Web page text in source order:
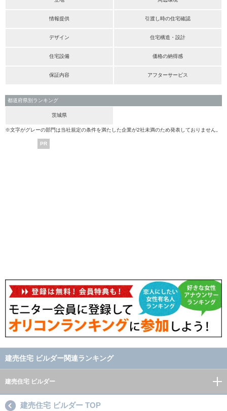
情報提供 引渡し時の住宅確認
デザイン 住宅構造・設計
住宅設備 価格の納得感
保証内容 アフターサービス
都道府県別ランキング
茨城県
※文字がグレーの部門は当社規定の条件を満たした企業が2社未満のため発表しておりません。
PR
建売住宅 ビルダー関連ランキング
建売住宅 ビルダー
建売住宅 ビルダー TOP